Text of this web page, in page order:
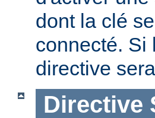
dont la clé
connecté. Si
directive
Directive